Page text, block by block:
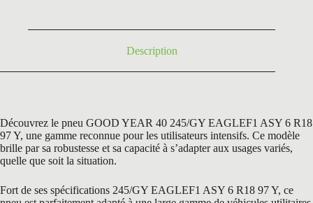
Description
Découvrez le pneu GOOD YEAR 40 245/GY EAGLEF1 ASY 6 R18
97 Y, une gamme reconnue pour les utilisateurs intensifs. Ce modèle
brille par sa robustesse et sa capacité à s’adapter aux usages variés,
quelle que soit la situation.
Fort de ses spécifications 245/GY EAGLEF1 ASY 6 R18 97 Y, ce